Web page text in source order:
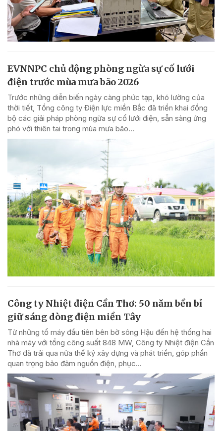
EVNNPC chủ động phòng ngừa sự cố lưới
điện trước mùa mưa bão 2026
Trước những diễn biến ngày càng phức tạp, khó lường của
thời tiết, Tổng công ty Điện lực miền Bắc đã triển khai đồng
bộ các giải pháp phòng ngừa sự cố lưới điện, sẵn sàng ứng
phó với thiên tai trong mùa mưa bão...
Công ty Nhiệt điện Cần Thơ: 50 năm bền bỉ
giữ sáng dòng điện miền Tây
Từ những tổ máy đầu tiên bên bờ sông Hậu đến hệ thống hai
nhà máy với tổng công suất 848 MW, Công ty Nhiệt điện Cần
Thơ đã trải qua nửa thế kỷ xây dựng và phát triển, góp phần
quan trọng bảo đảm nguồn điện, phục...